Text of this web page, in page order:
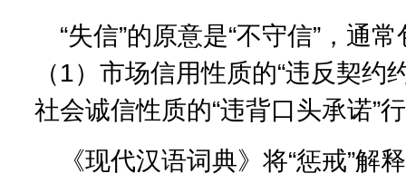
“失信”的原意是“不守信”，通
（1）市场信用性质的“违反契约
社会诚信性质的“违背口头承诺”
《现代汉语词典》将“惩戒”解